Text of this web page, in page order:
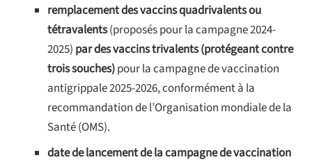
remplacement des vaccins quadrivalents ou
tétravalents(proposés pour la campagne 2024-
2025) par des vaccins trivalents (protégeant contre
trois souches)pour la campagne de vaccination
antigrippale 2025-2026, conformément à la
recommandation de l’Organisation mondiale de la
Santé (OMS).
date de lancement de la campagne de vaccination